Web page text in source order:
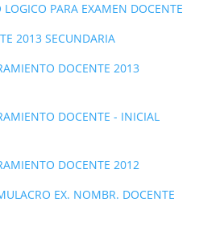
PARA EXAMEN DOCENTE
2013 SECUNDARIA
DOCENTE 2013
DOCENTE - INICIAL
DOCENTE 2012
EX. NOMBR. DOCENTE